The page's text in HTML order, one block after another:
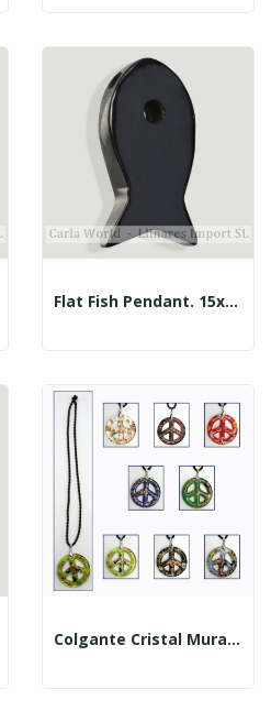
Flat Fish Pendant. 15x28mm Jet
Colgante Cristal Murano Paz